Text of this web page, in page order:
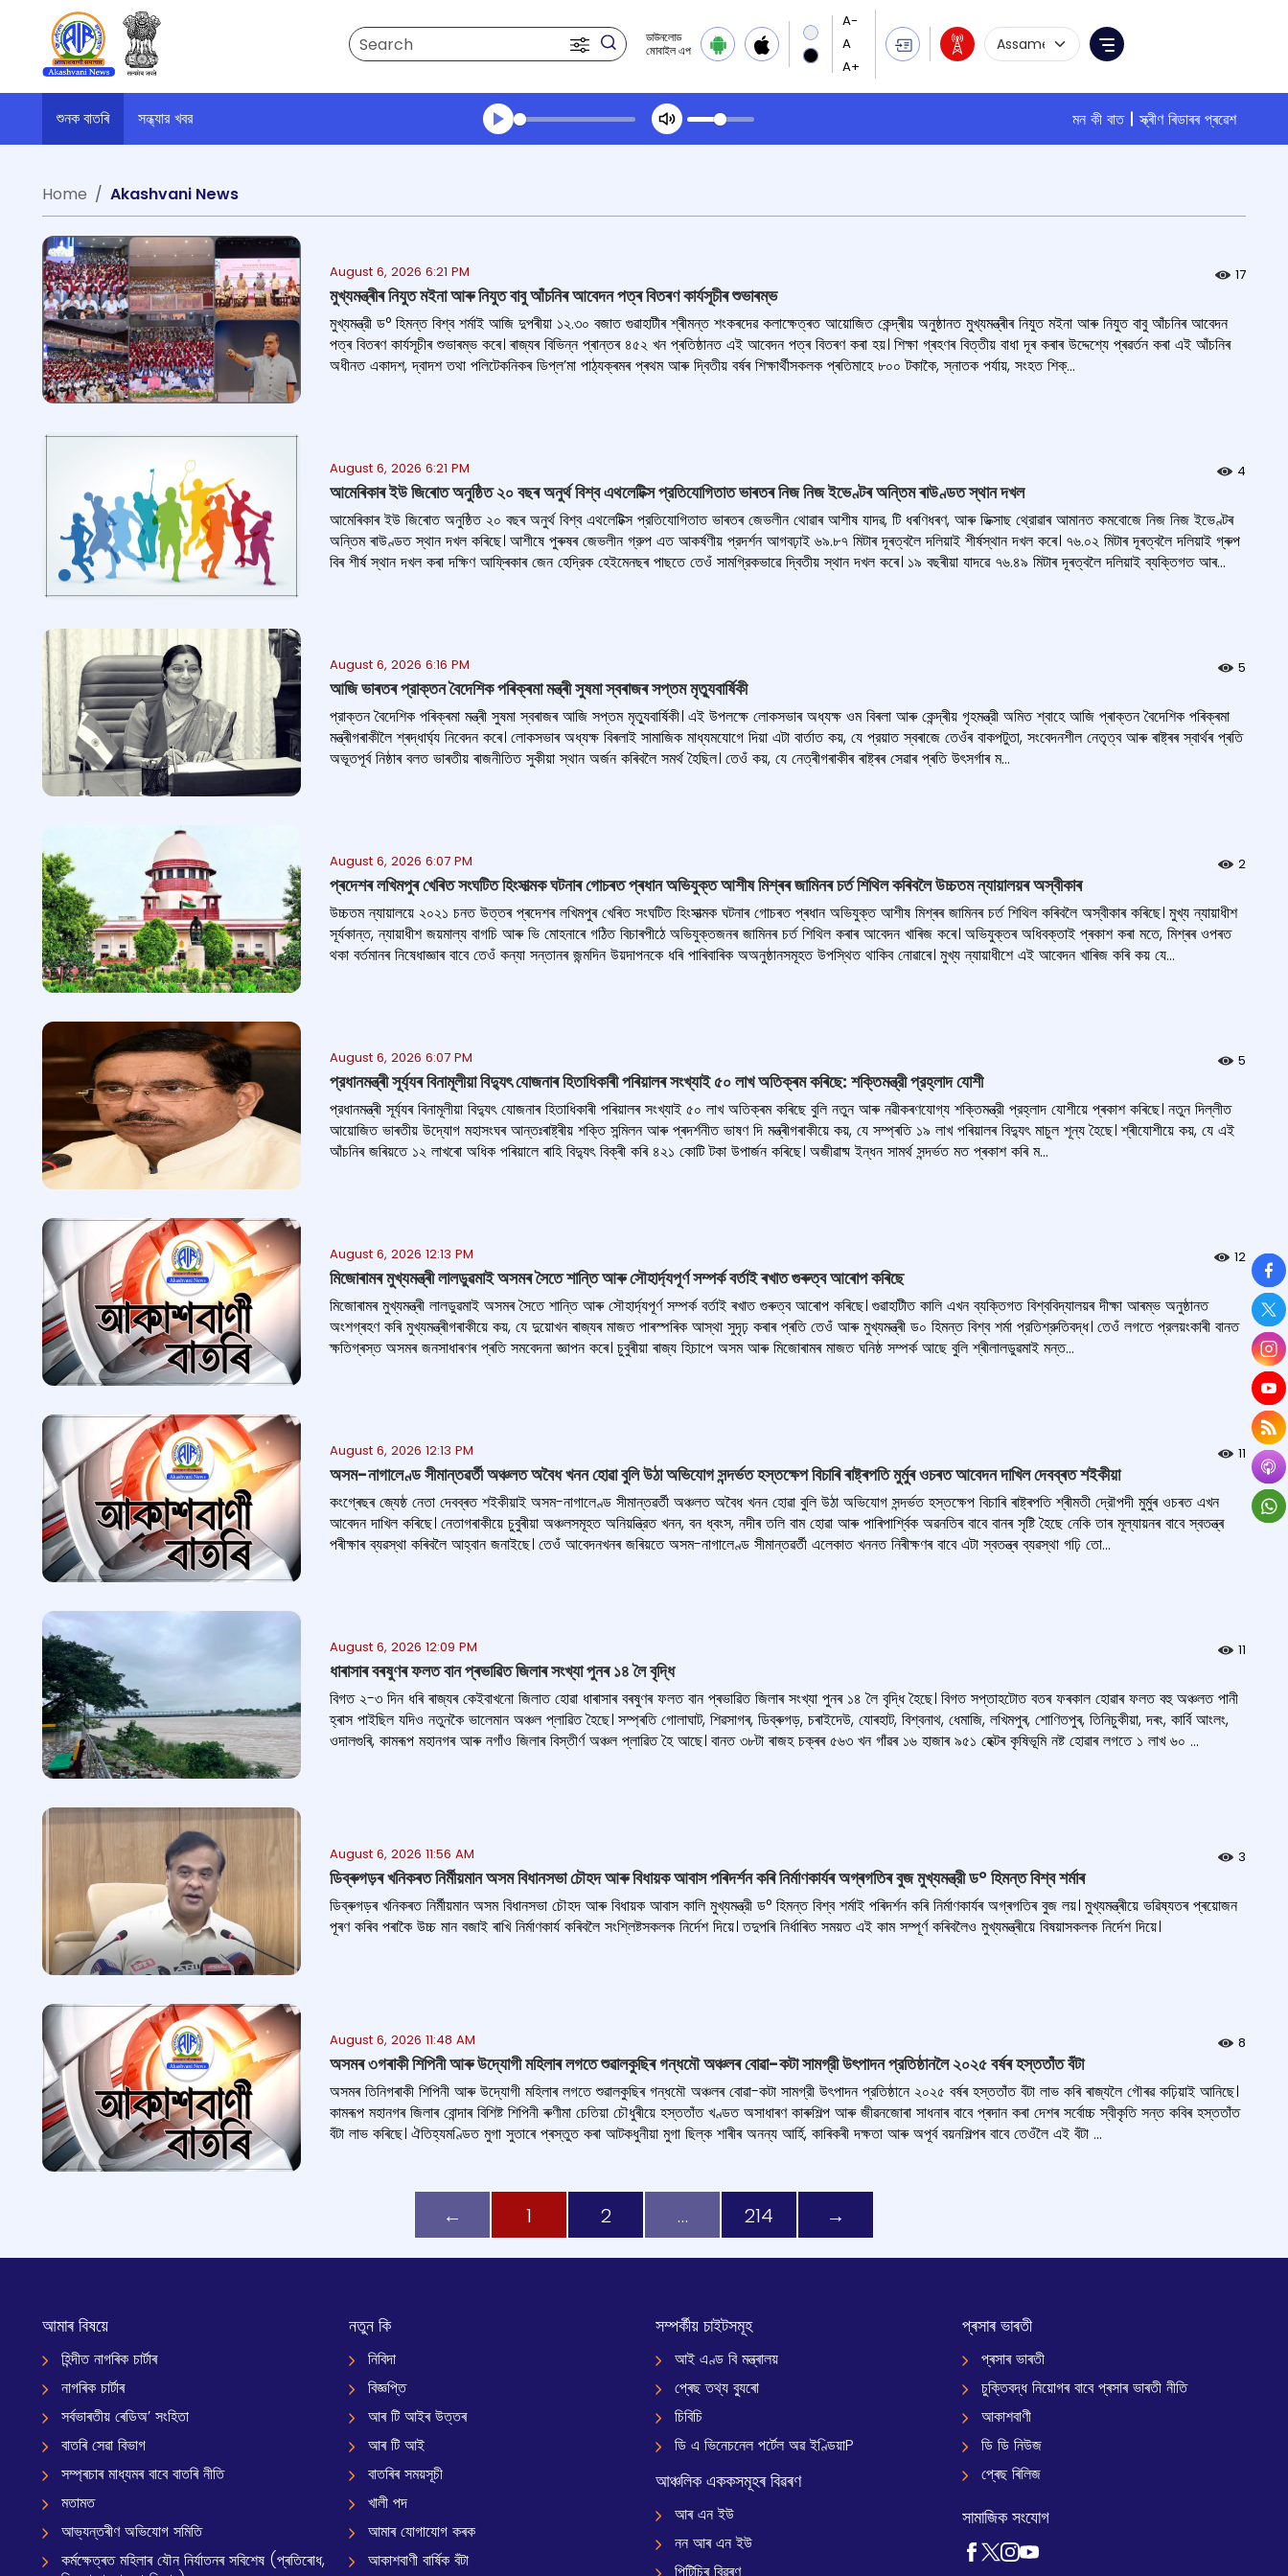
Search
ডাউনলোড
মোবাইল এপ
Language Selection
Menu
শুনক বাতৰি সন্ধ্যার খবর মন কী বাত
স্ক্ৰীণ ৰিডাৰৰ প্ৰৱেশ
Transcript summary
Home
Akashvani News
August 6, 2026 6:21 PM 17
মুখ্যমন্ত্ৰীৰ নিযুত মইনা আৰু নিযুত বাবু আঁচনিৰ আবেদন পত্ৰ বিতৰণ কাৰ্যসূচীৰ শুভাৰম্ভ
মুখ্যমন্ত্রী ড° হিমন্ত বিশ্ব শৰ্মাই আজি দুপৰীয়া ১২.৩০ বজাত গুৱাহাটীৰ শ্ৰীমন্ত শংকৰদেৱ কলাক্ষেত্ৰত আয়োজিত কেন্দ্ৰীয় অনুষ্ঠানত মুখ্যমন্ত্ৰীৰ নিযুত মইনা আৰু নিযুত বাবু আঁচনিৰ আবেদন
পত্ৰ বিতৰণ কাৰ্যসূচীৰ শুভাৰম্ভ কৰে। ৰাজ্যৰ বিভিন্ন প্ৰান্তৰ ৪৫২ খন প্ৰতিষ্ঠানত এই আবেদন পত্ৰ বিতৰণ কৰা হয়। শিক্ষা গ্ৰহণৰ বিত্তীয় বাধা দূৰ কৰাৰ উদ্দেশ্যে প্ৰৱৰ্তন কৰা এই আঁচনিৰ
অধীনত একাদশ, দ্বাদশ তথা পলিটেকনিকৰ ডিপ্ল’মা পাঠ্যক্ৰমৰ প্ৰথম আৰু দ্বিতীয় বৰ্ষৰ শিক্ষাৰ্থীসকলক প্ৰতিমাহে ৮০০ টকাকৈ, স্নাতক পর্যায়, সংহত শিক্...
August 6, 2026 6:21 PM 4
আমেৰিকাৰ ইউ জিৰোত অনুষ্ঠিত ২০ বছৰ অনুৰ্থ বিশ্ব এথলেটিক্স প্রতিযোগিতাত ভাৰতৰ নিজ নিজ ইভেণ্টৰ অন্তিম ৰাউণ্ডত স্থান দখল
আমেৰিকাৰ ইউ জিৰোত অনুষ্ঠিত ২০ বছৰ অনুৰ্থ বিশ্ব এথলেটিক্স প্রতিযোগিতাত ভাৰতৰ জেভলীন থোৱাৰ আশীষ যাদৱ, টি ধৰণিধৰণ, আৰু ডিক্সাছ থ্রোৱাৰ আমানত কমবোজে নিজ নিজ ইভেণ্টৰ
অন্তিম ৰাউণ্ডত স্থান দখল কৰিছে। আশীষে পুৰুষৰ জেভলীন গ্রুপ এত আকর্ষণীয় প্রদর্শন আগবঢ়াই ৬৯.৮৭ মিটাৰ দূৰত্বলৈ দলিয়াই শীৰ্ষস্থান দখল কৰে। ৭৬.০২ মিটাৰ দূৰত্বলৈ দলিয়াই গ্ৰুপ
বিৰ শীৰ্ষ স্থান দখল কৰা দক্ষিণ আফ্ৰিকাৰ জেন হেদ্রিক হেইমেনছৰ পাছতে তেওঁ সামগ্রিকভাৱে দ্বিতীয় স্থান দখল কৰে। ১৯ বছৰীয়া যাদৱে ৭৬.৪৯ মিটাৰ দূৰত্বলৈ দলিয়াই ব্যক্তিগত আৰ...
August 6, 2026 6:16 PM 5
আজি ভাৰতৰ প্রাক্তন বৈদেশিক পৰিক্ৰমা মন্ত্ৰী সুষমা স্বৰাজৰ সপ্তম মৃত্যুবার্ষিকী
প্রাক্তন বৈদেশিক পৰিক্ৰমা মন্ত্ৰী সুষমা স্বৰাজৰ আজি সপ্তম মৃত্যুবার্ষিকী। এই উপলক্ষে লোকসভাৰ অধ্যক্ষ ওম বিৰলা আৰু কেন্দ্ৰীয় গৃহমন্ত্রী অমিত শ্বাহে আজি প্ৰাক্তন বৈদেশিক পৰিক্ৰমা
মন্ত্ৰীগৰাকীলৈ শ্ৰদ্ধাৰ্ঘ্য নিবেদন কৰে। লোকসভাৰ অধ্যক্ষ বিৰলাই সামাজিক মাধ্যমযোগে দিয়া এটা বাৰ্তাত কয়, যে প্রয়াত স্বৰাজে তেওঁৰ বাকপটুতা, সংবেদনশীল নেতৃত্ব আৰু ৰাষ্ট্ৰৰ স্বাৰ্থৰ প্ৰতি
অভূতপূৰ্ব নিষ্ঠাৰ বলত ভাৰতীয় ৰাজনীতিত সুকীয়া স্থান অৰ্জন কৰিবলৈ সমৰ্থ হৈছিল। তেওঁ কয়, যে নেত্ৰীগৰাকীৰ ৰাষ্ট্ৰৰ সেৱাৰ প্ৰতি উৎসৰ্গাৰ ম...
August 6, 2026 6:07 PM 2
প্ৰদেশৰ লখিমপুৰ খেৰিত সংঘটিত হিংসাত্মক ঘটনাৰ গোচৰত প্ৰধান অভিযুক্ত আশীষ মিশ্ৰৰ জামিনৰ চৰ্ত শিথিল কৰিবলৈ উচ্চতম ন্যায়ালয়ৰ অস্বীকাৰ
উচ্চতম ন্যায়ালয়ে ২০২১ চনত উত্তৰ প্ৰদেশৰ লখিমপুৰ খেৰিত সংঘটিত হিংসাত্মক ঘটনাৰ গোচৰত প্ৰধান অভিযুক্ত আশীষ মিশ্ৰৰ জামিনৰ চৰ্ত শিথিল কৰিবলৈ অস্বীকাৰ কৰিছে। মুখ্য ন্যায়াধীশ
সূর্যকান্ত, ন্যায়াধীশ জয়মাল্য বাগচি আৰু ভি মোহনাৰে গঠিত বিচাৰপীঠে অভিযুক্তজনৰ জামিনৰ চৰ্ত শিথিল কৰাৰ আবেদন খাৰিজ কৰে। অভিযুক্তৰ অধিবক্তাই প্ৰকাশ কৰা মতে, মিশ্ৰৰ ওপৰত
থকা বৰ্তমানৰ নিষেধাজ্ঞাৰ বাবে তেওঁ কন্যা সন্তানৰ জন্মদিন উয়দাপনকে ধৰি পাৰিবাৰিক অঅনুষ্ঠানসমূহত উপস্থিত থাকিব নোৱাৰে। মুখ্য ন্যায়াধীশে এই আবেদন খাৰিজ কৰি কয় যে...
August 6, 2026 6:07 PM 5
প্রধানমন্ত্ৰী সূৰ্য্যৰ বিনামূলীয়া বিদ্যুৎ যোজনাৰ হিতাধিকাৰী পৰিয়ালৰ সংখ্যাই ৫০ লাখ অতিক্ৰম কৰিছে: শক্তিমন্ত্রী প্রহ্লাদ যোশী
প্রধানমন্ত্ৰী সূৰ্য্যৰ বিনামূলীয়া বিদ্যুৎ যোজনাৰ হিতাধিকাৰী পৰিয়ালৰ সংখ্যাই ৫০ লাখ অতিক্ৰম কৰিছে বুলি নতুন আৰু নৱীকৰণযোগ্য শক্তিমন্ত্রী প্রহ্লাদ যোশীয়ে প্ৰকাশ কৰিছে। নতুন দিল্লীত
আয়োজিত ভাৰতীয় উদ্যোগ মহাসংঘৰ আন্তঃৰাষ্ট্ৰীয় শক্তি সন্মিলন আৰু প্ৰদৰ্শনীত ভাষণ দি মন্ত্ৰীগৰাকীয়ে কয়, যে সম্প্ৰতি ১৯ লাখ পৰিয়ালৰ বিদ্যুৎ মাচুল শূন্য হৈছে। শ্ৰীযোশীয়ে কয়, যে এই
আঁচনিৰ জৰিয়তে ১২ লাখৰো অধিক পৰিয়ালে ৰাহি বিদ্যুৎ বিক্ৰী কৰি ৪২১ কোটি টকা উপাৰ্জন কৰিছে। অজীৱাষ্ম ইন্ধন সামর্থ সন্দৰ্ভত মত প্ৰকাশ কৰি ম...
August 6, 2026 12:13 PM 12
মিজোৰামৰ মুখ্যমন্ত্ৰী লালডুৱমাই অসমৰ সৈতে শান্তি আৰু সৌহাৰ্দ্যপূৰ্ণ সম্পৰ্ক বৰ্তাই ৰখাত গুৰুত্ব আৰোপ কৰিছে
মিজোৰামৰ মুখ্যমন্ত্ৰী লালডুৱমাই অসমৰ সৈতে শান্তি আৰু সৌহাৰ্দ্যপূৰ্ণ সম্পৰ্ক বৰ্তাই ৰখাত গুৰুত্ব আৰোপ কৰিছে। গুৱাহাটীত কালি এখন ব্যক্তিগত বিশ্ববিদ্যালয়ৰ দীক্ষা আৰম্ভ অনুষ্ঠানত
অংশগ্ৰহণ কৰি মুখ্যমন্ত্ৰীগৰাকীয়ে কয়, যে দুয়োখন ৰাজ্যৰ মাজত পাৰস্পৰিক আস্থা সুদৃঢ় কৰাৰ প্ৰতি তেওঁ আৰু মুখ্যমন্ত্ৰী ড০ হিমন্ত বিশ্ব শৰ্মা প্রতিশ্রুতিবদ্ধ। তেওঁ লগতে প্রলয়ংকাৰী বানত
ক্ষতিগ্ৰস্ত অসমৰ জনসাধাৰণৰ প্ৰতি সমবেদনা জ্ঞাপন কৰে। চুবুৰীয়া ৰাজ্য হিচাপে অসম আৰু মিজোৰামৰ মাজত ঘনিষ্ঠ সম্পর্ক আছে বুলি শ্ৰীলালডুৱমাই মন্ত...
August 6, 2026 12:13 PM 11
অসম-নাগালেণ্ড সীমান্তৱৰ্তী অঞ্চলত অবৈধ খনন হোৱা বুলি উঠা অভিযোগ সন্দৰ্ভত হস্তক্ষেপ বিচাৰি ৰাষ্ট্ৰপতি মুৰ্মুৰ ওচৰত আবেদন দাখিল দেবব্ৰত শইকীয়া
কংগ্ৰেছৰ জ্যেষ্ঠ নেতা দেবব্ৰত শইকীয়াই অসম-নাগালেণ্ড সীমান্তৱৰ্তী অঞ্চলত অবৈধ খনন হোৱা বুলি উঠা অভিযোগ সন্দৰ্ভত হস্তক্ষেপ বিচাৰি ৰাষ্ট্ৰপতি শ্ৰীমতী দ্রৌপদী মুৰ্মুৰ ওচৰত এখন
আবেদন দাখিল কৰিছে। নেতাগৰাকীয়ে চুবুৰীয়া অঞ্চলসমূহত অনিয়ন্ত্রিত খনন, বন ধ্বংস, নদীৰ তলি বাম হোৱা আৰু পাৰিপাৰ্শ্বিক অৱনতিৰ বাবে বানৰ সৃষ্টি হৈছে নেকি তাৰ মূল্যায়নৰ বাবে স্বতন্ত্ৰ
পৰীক্ষাৰ ব্যৱস্থা কৰিবলৈ আহ্বান জনাইছে। তেওঁ আবেদনখনৰ জৰিয়তে অসম-নাগালেণ্ড সীমান্তৱৰ্তী এলেকাত খননত নিৰীক্ষণৰ বাবে এটা স্বতন্ত্ৰ ব্যৱস্থা গঢ়ি তো...
August 6, 2026 12:09 PM 11
ধাৰাসাৰ বৰষুণৰ ফলত বান প্ৰভাৱিত জিলাৰ সংখ্যা পুনৰ ১৪ লৈ বৃদ্ধি
বিগত ২-৩ দিন ধৰি ৰাজ্যৰ কেইবাখনো জিলাত হোৱা ধাৰাসাৰ বৰষুণৰ ফলত বান প্ৰভাৱিত জিলাৰ সংখ্যা পুনৰ ১৪ লৈ বৃদ্ধি হৈছে। বিগত সপ্তাহটোত বতৰ ফৰকাল হোৱাৰ ফলত বহু অঞ্চলত পানী
হ্ৰাস পাইছিল যদিও নতুনকৈ ভালেমান অঞ্চল প্লাৱিত হৈছে। সম্প্ৰতি গোলাঘাট, শিৱসাগৰ, ডিব্ৰুগড়, চৰাইদেউ, যোৰহাট, বিশ্বনাথ, ধেমাজি, লখিমপুৰ, শোণিতপুৰ, তিনিচুকীয়া, দৰং, কাৰ্বি আংলং,
ওদালগুৰি, কামৰূপ মহানগৰ আৰু নগাঁও জিলাৰ বিস্তীর্ণ অঞ্চল প্লাৱিত হৈ আছে। বানত ৩৮টা ৰাজহ চক্ৰৰ ৫৬৩ খন গাঁৱৰ ১৬ হাজাৰ ৯৫১ হেক্টৰ কৃষিভূমি নষ্ট হোৱাৰ লগতে ১ লাখ ৬০ ...
August 6, 2026 11:56 AM 3
ডিব্ৰুগড়ৰ খনিকৰত নিৰ্মীয়মান অসম বিধানসভা চৌহদ আৰু বিধায়ক আবাস পৰিদৰ্শন কৰি নিৰ্মাণকাৰ্যৰ অগ্ৰগতিৰ বুজ মুখ্যমন্ত্রী ড° হিমন্ত বিশ্ব শৰ্মাৰ
ডিব্ৰুগড়ৰ খনিকৰত নিৰ্মীয়মান অসম বিধানসভা চৌহদ আৰু বিধায়ক আবাস কালি মুখ্যমন্ত্রী ড° হিমন্ত বিশ্ব শৰ্মাই পৰিদৰ্শন কৰি নিৰ্মাণকাৰ্যৰ অগ্ৰগতিৰ বুজ লয়। মুখ্যমন্ত্ৰীয়ে ভৱিষ্যতৰ প্ৰয়োজন
পূৰণ কৰিব পৰাকৈ উচ্চ মান বজাই ৰাখি নিৰ্মাণকাৰ্য কৰিবলৈ সংশ্লিষ্টসকলক নিৰ্দেশ দিয়ে। তদুপৰি নিৰ্ধাৰিত সময়ত এই কাম সম্পূৰ্ণ কৰিবলৈও মুখ্যমন্ত্ৰীয়ে বিষয়াসকলক নির্দেশ দিয়ে।
August 6, 2026 11:48 AM 8
অসমৰ ৩গৰাকী শিপিনী আৰু উদ্যোগী মহিলাৰ লগতে শুৱালকুছিৰ গন্ধমৌ অঞ্চলৰ বোৱা-কটা সামগ্রী উৎপাদন প্রতিষ্ঠানলৈ ২০২৫ বৰ্ষৰ হস্ততাঁত বঁটা
অসমৰ তিনিগৰাকী শিপিনী আৰু উদ্যোগী মহিলাৰ লগতে শুৱালকুছিৰ গন্ধমৌ অঞ্চলৰ বোৱা-কটা সামগ্রী উৎপাদন প্রতিষ্ঠানে ২০২৫ বৰ্ষৰ হস্ততাঁত বঁটা লাভ কৰি ৰাজ্যলৈ গৌৰৱ কঢ়িয়াই আনিছে।
কামৰূপ মহানগৰ জিলাৰ বোন্দাৰ বিশিষ্ট শিপিনী ৰুণীমা চেতিয়া চৌধুৰীয়ে হস্ততাঁত খণ্ডত অসাধাৰণ কাৰুশিল্প আৰু জীৱনজোৰা সাধনাৰ বাবে প্ৰদান কৰা দেশৰ সৰ্বোচ্চ স্বীকৃতি সন্ত কবিৰ হস্ততাঁত
বঁটা লাভ কৰিছে। ঐতিহ্যমণ্ডিত মুগা সুতাৰে প্ৰস্তুত কৰা আটকধুনীয়া মুগা ছিল্ক শাৰীৰ অনন্য আৰ্হি, কাৰিকৰী দক্ষতা আৰু অপূৰ্ব বয়নশিল্পৰ বাবে তেওঁলৈ এই বঁটা ...
← 1 2 … 214 →
আমাৰ বিষয়ে
হিন্দীত নাগৰিক চাৰ্টাৰ
নাগৰিক চাৰ্টাৰ
সৰ্বভাৰতীয় ৰেডিঅ’ সংহিতা
বাতৰি সেৱা বিভাগ
সম্প্ৰচাৰ মাধ্যমৰ বাবে বাতৰি নীতি
মতামত
আভ্যন্তৰীণ অভিযোগ সমিতি
কৰ্মক্ষেত্ৰত মহিলাৰ যৌন নিৰ্যাতনৰ সবিশেষ (প্ৰতিৰোধ,
নতুন কি
নিবিদা
বিজ্ঞপ্তি
আৰ টি আইৰ উত্তৰ
আৰ টি আই
বাতৰিৰ সময়সূচী
খালী পদ
আমাৰ যোগাযোগ কৰক
আকাশবাণী বাৰ্ষিক বঁটা
সম্পৰ্কীয় চাইটসমূহ
আই এণ্ড বি মন্ত্ৰালয়
প্ৰেছ তথ্য ব্যুৰো
চিবিচি
ডি এ ভিনেচনেল পৰ্টেল অৱ ইণ্ডিয়াP
আঞ্চলিক এককসমূহৰ বিৱৰণ
আৰ এন ইউ
নন আৰ এন ইউ
প্ৰসাৰ ভাৰতী
প্ৰসাৰ ভাৰতী
চুক্তিবদ্ধ নিয়োগৰ বাবে প্ৰসাৰ ভাৰতী নীতি
আকাশবাণী
ডি ডি নিউজ
প্ৰেছ ৰিলিজ
সামাজিক সংযোগ